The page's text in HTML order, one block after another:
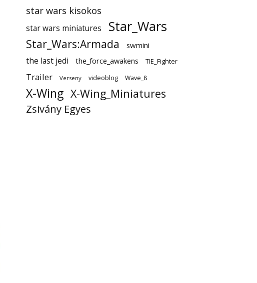
star wars kisokos
star wars miniatures Star_Wars
Star_Wars:Armada swmini
the last jedi the_force_awakens TIE_Fighter
Trailer Verseny videoblog Wave_8
X-Wing X-Wing_Miniatures
Zsivány Egyes